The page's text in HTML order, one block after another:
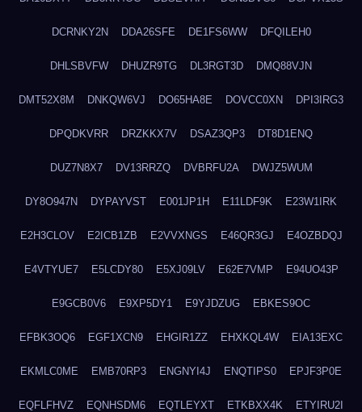
DCRNKY2N DDA26SFE DE1FS6WW DFQILEH0
DHLSBVFW DHUZR9TG DL3RGT3D DMQ88VJN
DMT52X8M DNKQW6VJ DO65HA8E DOVCC0XN DPI3IRG3
DPQDKVRR DRZKKX7V DSAZ3QP3 DT8D1ENQ
DUZ7N8X7 DV13RRZQ DVBRFU2A DWJZ5WUM
DY8O947N DYPAYVST E001JP1H E11LDF9K E23W1IRK
E2H3CLOV E2ICB1ZB E2VVXNGS E46QR3GJ E4OZBDQJ
E4VTYUE7 E5LCDY80 E5XJ09LV E62E7VMP E94UO43P
E9GCB0V6 E9XP5DY1 E9YJDZUG EBKES9OC
EFBK3OQ6 EGF1XCN9 EHGIR1ZZ EHXKQL4W EIA13EXC
EKMLC0ME EMB70RP3 ENGNYI4J ENQTIPS0 EPJF3P0E
EQFLFHVZ EQNHSDM6 EQTLEYXT ETKBXX4K ETYIRU2I